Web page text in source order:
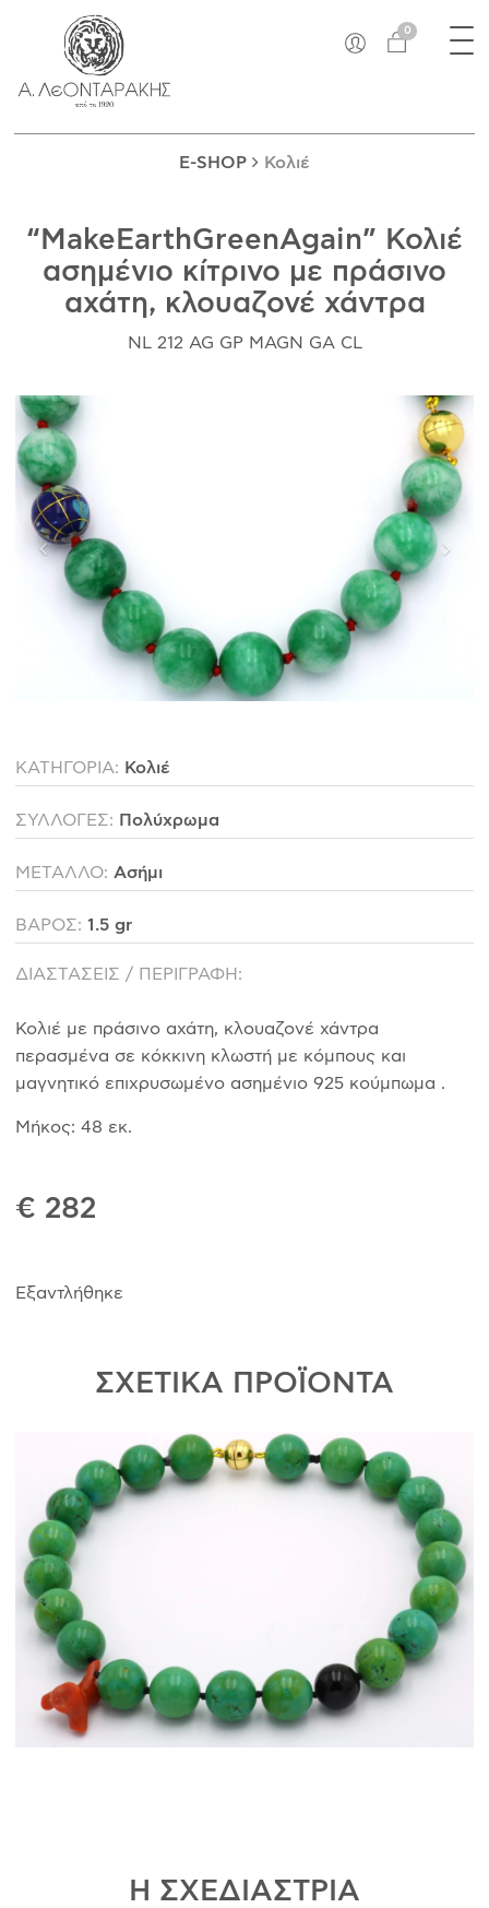
0 ×
E-SHOP
ΜΟΝΑΔΙΚΆ
ΒΡΑΧΙΌΛΙΑ
ΚΑΡΦΊΤΣΕΣ
ΣΤΑΥΡΟΊ
ΝΟΜΊΣΜΑΤΑ
ΜΑΝΙΚΕΤΌΚΟΥΜΠΑ
ΓΟΎΡΙΑ
ΑΝΤΙΚΕΊΜΕΝΑ
ΙΣΤΟΡΊΑ
Η ΣΧΕΔΙΆΣΤΡΙΑ
ΤΙ ΣΗΜΑΊΝΕΙ ΤΟ ΚΌΣΜΗΜΑ ΓΙΑ ΜΑΣ ;
ΚΑΤΑΣΤΉΜΑΤΑ
ΔΗΜΟΣΙΕΎΣΕΙΣ
ΕΠΙΚΟΙΝΩΝΊΑ
Ο ΛΟΓΑΡΙΑΣΜΌΣ ΜΟΥ
ΚΑΛΆΘΙ ΑΓΟΡΏΝ
ΠΟΛΙΤΙΚΉ ΑΠΟΡΡΉΤΟΥ
ΌΡΟΙ ΥΠΗΡΕΣΙΏΝ
E-SHOP Κολιέ
“MakeEarthGreenAgain” Κολιέ
ασημένιο κίτρινο με πράσινο
αχάτη, κλουαζονέ χάντρα
NL 212 AG GP MAGN GA CL
ΚΑΤΗΓΟΡΙΑ: Κολιέ
ΣΥΛΛΟΓΕΣ: Πολύχρωμα
ΜΕΤΑΛΛΟ: Ασήμι
ΒΑΡΟΣ: 1.5 gr
ΔΙΑΣΤΑΣΕΙΣ / ΠΕΡΙΓΡΑΦΗ:
Κολιέ με πράσινο αχάτη, κλουαζονέ χάντρα
περασμένα σε κόκκινη κλωστή με κόμπους και
μαγνητικό επιχρυσωμένο ασημένιο 925 κούμπωμα .
Μήκος: 48 εκ.
€ 282
Εξαντλήθηκε
ΣΧΕΤΙΚΑ ΠΡΟΪΟΝΤΑ
Η ΣΧΕΔΙΑΣΤΡΙΑ